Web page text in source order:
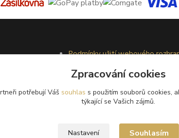
Podmínky užití webového
Ochrana osobních údajů
Kontakty
Zpracování cookies
potřebují Váš souhlas s použitím souborů cookies,
týkající se Vašich zájmů.
Nastavení Souhlasím